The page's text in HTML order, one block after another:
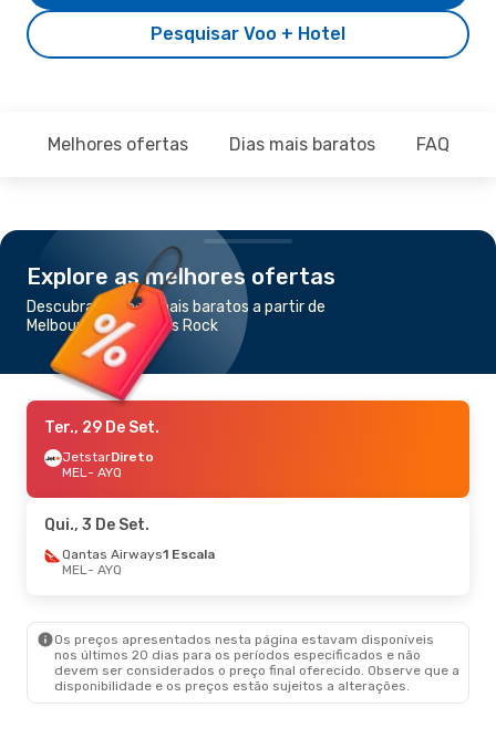
Pesquisar Voo + Hotel
Melhores ofertas Dias mais baratos FAQ
Explore as melhores ofertas
Descubra os voos mais baratos a partir de
Melbourne para Ayers Rock
Ter., 29 De Set.
JetstarDireto
MEL- AYQ
Qui., 3 De Set.
Qantas Airways1 Escala
MEL- AYQ
Os preços apresentados nesta página estavam disponíveis
nos últimos 20 dias para os períodos especificados e não
devem ser considerados o preço final oferecido. Observe que a
disponibilidade e os preços estão sujeitos a alterações.